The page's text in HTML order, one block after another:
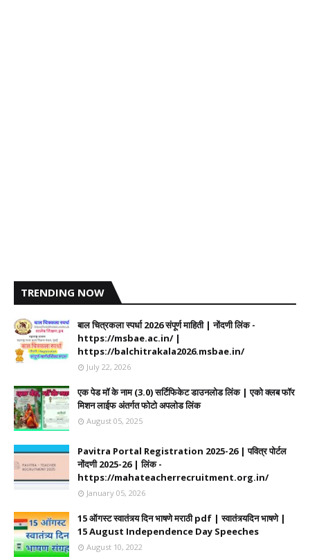
TRENDING NOW
बाल चित्रकला स्पर्धा 2026 संपूर्ण माहिती | नोंदणी लिंक -
https://msbae.ac.in/ |
https://balchitrakala2026.msbae.in/
July 22, 2026
एक पेड मॉ के नाम (3.0) सर्टिफिकेट डाउनलोड लिंक | एको क्लब फॉर
मिशन लाईफ अंतर्गत फोटो अपलोड लिंक
August 05, 2025
Pavitra Portal Registration 2025-26 | पवित्र पोर्टल
नोंदणी 2025-26 | लिंक -
https://mahateacherrecruitment.org.in/
January 05, 2026
15 ऑगस्ट स्वातंत्र्य दिन भाषणे मराठी pdf | स्वातंत्र्यदिन भाषणे |
15 August Independence Day Speeches
August 10, 2022